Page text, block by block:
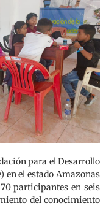
para el Desarrollo
en el estado Amazonas
participantes en seis
del conocimiento